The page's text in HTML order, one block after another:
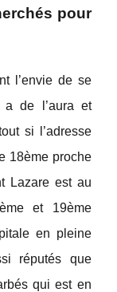
pour
l’envie de se
de l’aura et
si l’adresse
18ème proche
Lazare est au
et 19ème
en pleine
réputés que
qui est en